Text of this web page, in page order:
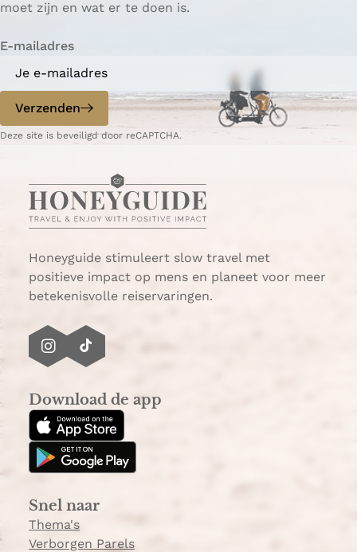
g
n
p
W
h
t
s
A
p
g
p
e
-
a
l
e
moet zijn en wat er te doen is.
E-mailadres
Verzenden
Deze site is beveiligd door reCAPTCHA.
Honeyguide stimuleert slow travel met
positieve impact op mens en planeet voor meer
betekenisvolle reiservaringen.
I
t
a
g
r
m
T
T
o
k
Download de app
Snel naar
Thema's
Verborgen Parels